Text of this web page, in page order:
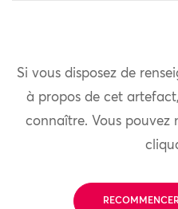
Si vous disposez de
à propos de cet
connaître. Vous pouvez